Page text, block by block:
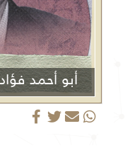
أبو أحمد